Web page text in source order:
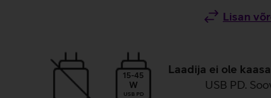
Lisan
15-45
W
USB PD
Laadija ei ole
USB PD.